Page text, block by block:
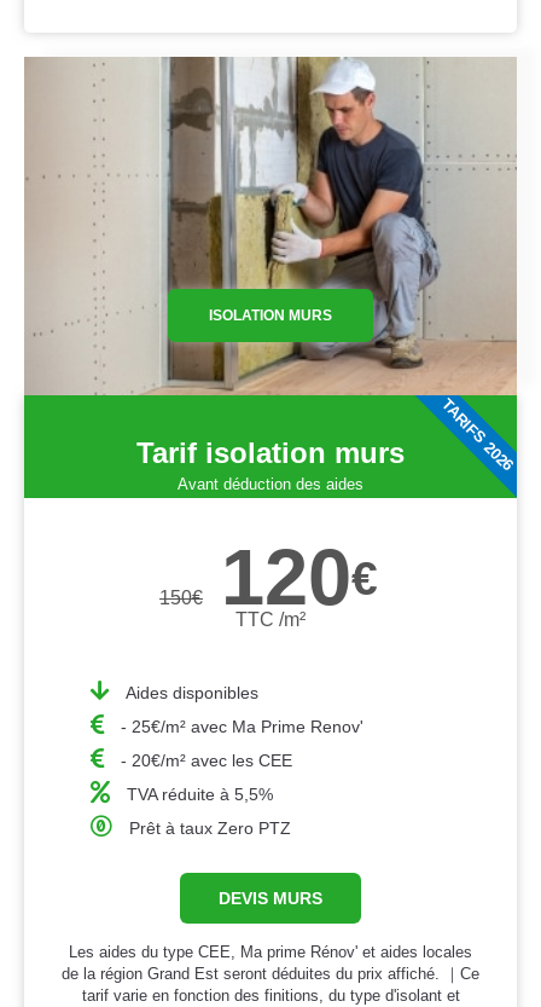
ISOLATION MURS
Tarif isolation murs
Avant déduction des aides
150€ 120€
TTC /m²
Aides disponibles
- 25€/m² avec Ma Prime Renov'
- 20€/m² avec les CEE
TVA réduite à 5,5%
Prêt à taux Zero PTZ
DEVIS MURS
Les aides du type CEE, Ma prime Rénov' et aides locales
de la région Grand Est seront déduites du prix affiché. ｜Ce
tarif varie en fonction des finitions, du type d'isolant et
TARIFS 2026